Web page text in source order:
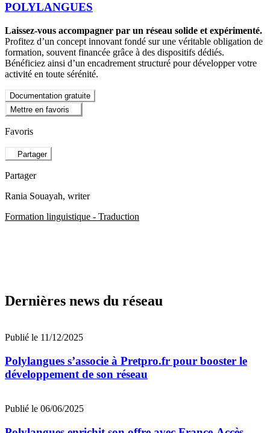
POLYLANGUES
Laissez-vous accompagner par un réseau solide et expérimenté.
Profitez d’un concept innovant fondé sur une véritable obligation de
formation, souvent financée grâce à des dispositifs dédiés.
Bénéficiez ainsi d’un encadrement structuré pour développer votre
activité en toute sérénité.
Documentation gratuite
Mettre en favoris
Favoris
Partager
Partager
Rania Souayah, writer
Formation linguistique - Traduction
Dernières news du réseau
Publié le 11/12/2025
Polylangues s’associe à Pretpro.fr pour booster le
développement de son réseau
Publié le 06/06/2025